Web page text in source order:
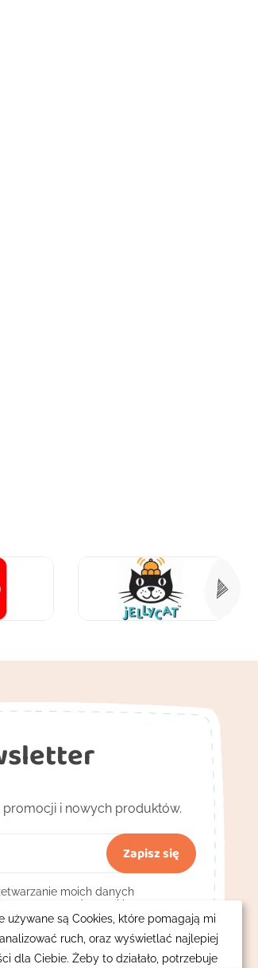
promocji i nowych produktów.
moich danych
z o.o. prowadzącą sklep
Bydgoszczy przy ul. Pięknej 13, NIP:
m.in. przesyłania
(wymagana)
używane są Cookies, które pomagają mi
ruch, oraz wyświetlać najlepiej
dla Ciebie. Żeby to działało, potrzebuje